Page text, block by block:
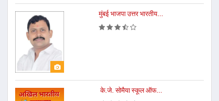
मुंबई भाजपा उत्तर भारतीय...
के.जे. सोमैया स्कूल ऑफ...